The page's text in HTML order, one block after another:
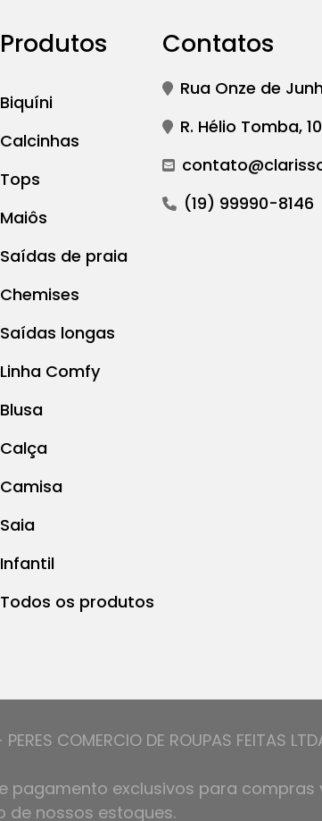
Produtos
Biquíni
Calcinhas
Tops
Maiôs
Saídas de praia
Chemises
Saídas longas
Linha Comfy
Blusa
Calça
Camisa
Saia
Infantil
Todos os produtos
Contatos
Rua Onze de
R. Hélio Tomba,
(19) 99990-8146
COMERCIO DE ROUPAS FEITAS
pagamento exclusivos para compras
de nossos estoques.